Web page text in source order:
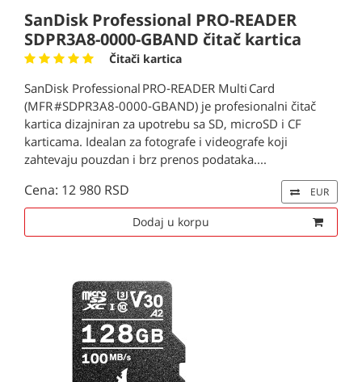
SanDisk Professional PRO-READER
SDPR3A8-0000-GBAND čitač kartica
Čitači kartica
SanDisk Professional PRO‑READER Multi Card
(MFR #SDPR3A8‑0000‑GBAND) je profesionalni čitač
kartica dizajniran za upotrebu sa SD, microSD i CF
karticama. Idealan za fotografe i videografe koji
zahtevaju pouzdan i brz prenos podataka....
Cena: 12 980 RSD EUR
Dodaj u korpu